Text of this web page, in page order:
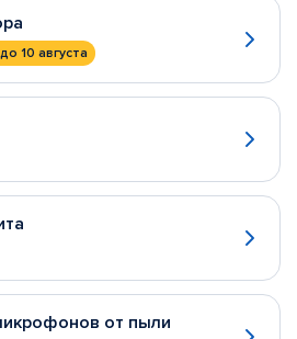
до 10 августа
от пыли